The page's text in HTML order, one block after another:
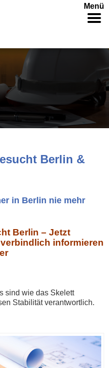
Menü
Berlin &
in Berlin nie mehr
Berlin – Jetzt
informieren
sind wie das Skelett
Stabilität verantwortlich.